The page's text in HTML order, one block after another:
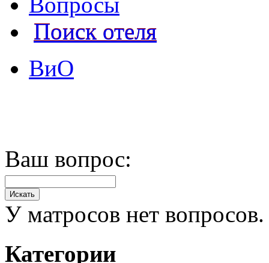
Поиск отеля
ВиО
Ваш вопрос:
У матросов нет вопросов.
Категории